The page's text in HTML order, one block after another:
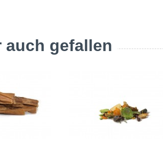
auch gefallen